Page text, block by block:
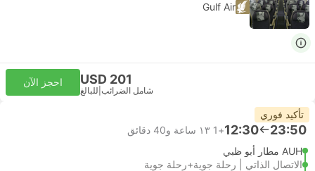
Gulf Air
USD 201
شامل الضرائب للبالغ
احجز الآن
تأكيد فوري
23:50
12:30
+1
١٣ ساعة و‫40 دقائق
AUH مطار أبو ظبي
الاتصال الذاتي | رحلة جوية+رحلة جوية